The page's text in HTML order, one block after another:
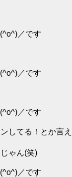
／です
／です
／です
してる！とか言え
ゃん(笑)
／です